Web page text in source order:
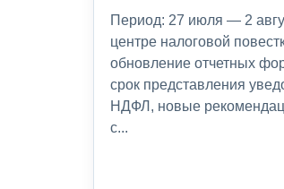
Период: 27 июля — 2
центре налоговой
обновление отчетных
срок представления
НДФЛ, новые
с...